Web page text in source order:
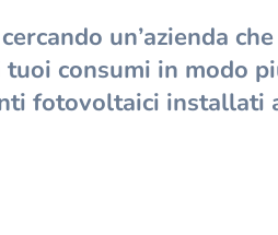
un’azienda
consumi in modo
fotovoltaici installati
Green, ma sempre con uno
tutto è iniziato.